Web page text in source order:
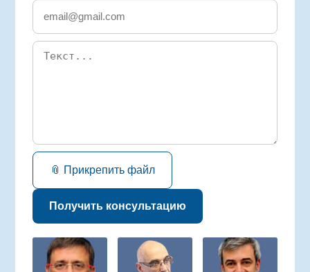
📎 Прикрепить файл
Получить консультацию